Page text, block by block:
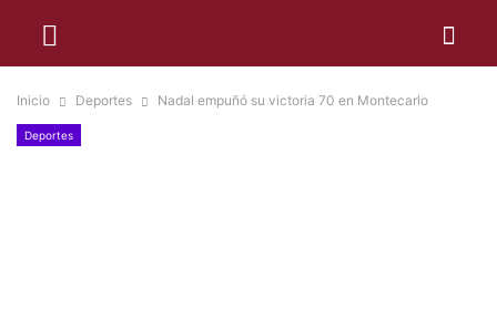
Inicio Deportes Nadal empuñó su victoria 70 en Montecarlo
Deportes